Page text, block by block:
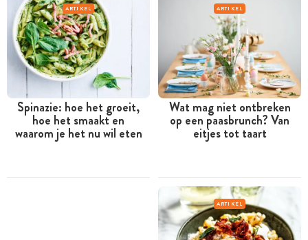
ARTIKEL
Spinazie: hoe het groeit,
hoe het smaakt en
waarom je het nu wil eten
ARTIKEL
Wat mag niet ontbreken
op een paasbrunch? Van
eitjes tot taart
ARTIKEL